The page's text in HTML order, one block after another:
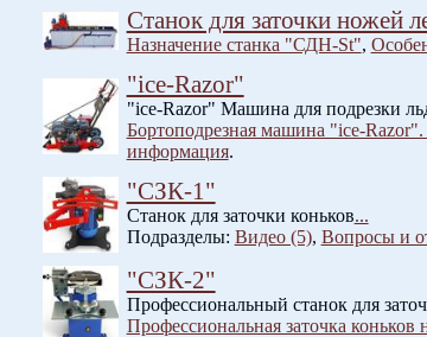
Станок для заточки ножей
Назначение станка "СДН-St",
"ice-Razor"
"ice-Razor" Машина для подрезки
Бортоподрезная машина "ice-Razor".
информация.
"СЗК-1"
Станок для заточки коньков...
Подразделы: Видео (5), Вопросы и
"СЗК-2"
Профессиональный станок для
Профессиональная заточка